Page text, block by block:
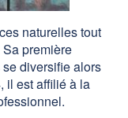
naturelles tout
première
diversifie alors
il est affilié à la